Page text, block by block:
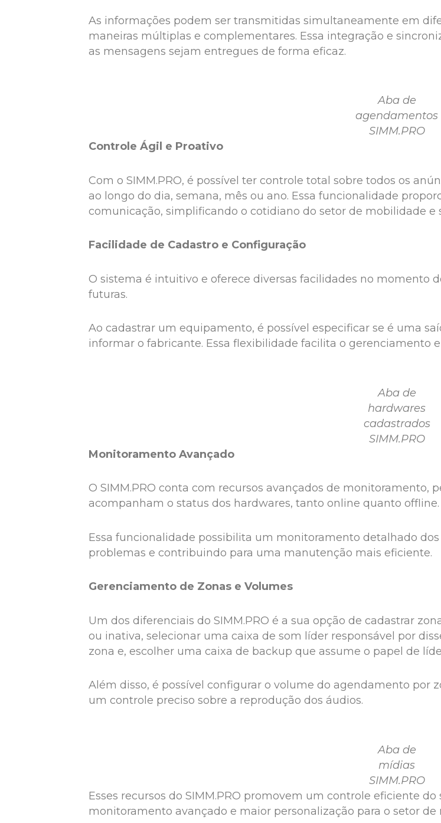
As informações podem ser transmitidas simultaneamente em
maneiras múltiplas e complementares. Essa integração e
as mensagens sejam entregues de forma eficaz.
Aba de
agendamentos
SIMM.PRO
Controle Ágil e Proativo
Com o SIMM.PRO, é possível ter controle total sobre todos os
ao longo do dia, semana, mês ou ano. Essa funcionalidade
comunicação, simplificando o cotidiano do setor de mobilidade e
Facilidade de Cadastro e Configuração
O sistema é intuitivo e oferece diversas facilidades no momento
futuras.
Ao cadastrar um equipamento, é possível especificar se é uma
informar o fabricante. Essa flexibilidade facilita o gerenciamento
Aba de
hardwares
cadastrados
SIMM.PRO
Monitoramento Avançado
O SIMM.PRO conta com recursos avançados de monitoramento,
acompanham o status dos hardwares, tanto online quanto offline.
Essa funcionalidade possibilita um monitoramento detalhado
problemas e contribuindo para uma manutenção mais eficiente.
Gerenciamento de Zonas e Volumes
Um dos diferenciais do SIMM.PRO é a sua opção de cadastrar
ou inativa, selecionar uma caixa de som líder responsável por
zona e, escolher uma caixa de backup que assume o papel de
Além disso, é possível configurar o volume do agendamento por
um controle preciso sobre a reprodução dos áudios.
Aba de
mídias
SIMM.PRO
Esses recursos do SIMM.PRO promovem um controle eficiente
monitoramento avançado e maior personalização para o setor de